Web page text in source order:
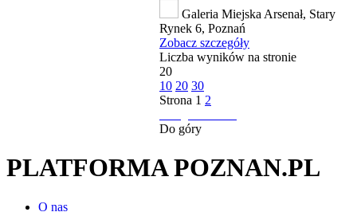
Galeria Miejska Arsenał, Stary
Rynek 6, Poznań
Zobacz szczegóły
Liczba wyników na stronie
20
10 20 30
Strona 1 2
Do góry
PLATFORMA POZNAN.PL
O nas